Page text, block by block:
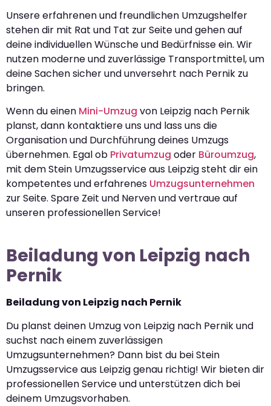
Unsere erfahrenen und freundlichen Umzugshelfer
stehen dir mit Rat und Tat zur Seite und gehen auf
deine individuellen Wünsche und Bedürfnisse ein. Wir
nutzen moderne und zuverlässige Transportmittel, um
deine Sachen sicher und unversehrt nach Pernik zu
bringen.
Wenn du einen Mini-Umzug von Leipzig nach Pernik
planst, dann kontaktiere uns und lass uns die
Organisation und Durchführung deines Umzugs
übernehmen. Egal ob Privatumzug oder Büroumzug,
mit dem Stein Umzugsservice aus Leipzig steht dir ein
kompetentes und erfahrenes Umzugsunternehmen
zur Seite. Spare Zeit und Nerven und vertraue auf
unseren professionellen Service!
Beiladung von Leipzig nach
Pernik
Beiladung von Leipzig nach Pernik
Du planst deinen Umzug von Leipzig nach Pernik und
suchst nach einem zuverlässigen
Umzugsunternehmen? Dann bist du bei Stein
Umzugsservice aus Leipzig genau richtig! Wir bieten dir
professionellen Service und unterstützen dich bei
deinem Umzugsvorhaben.